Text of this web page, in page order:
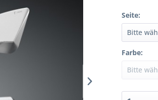
Seite:
Farbe: